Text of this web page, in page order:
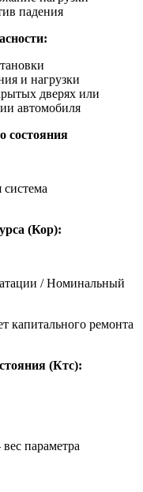
падения
и нагрузки
дверях или
автомобиля
состояния
система
(Кор):
/ Номинальный
капитального ремонта
(Ктс):
параметра